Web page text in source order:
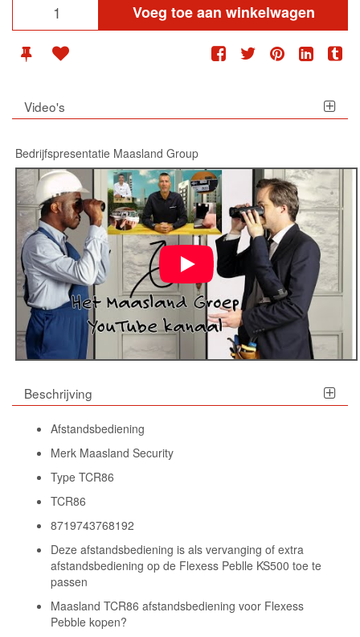
Voeg toe aan winkelwagen
Video's
Bedrijfspresentatie Maasland Group
Beschrijving
Afstandsbediening
Merk Maasland Security
Type TCR86
TCR86
8719743768192
Deze afstandsbediening is als vervanging of extra
afstandsbediening op de Flexess Peblle KS500 toe te
passen
Maasland TCR86 afstandsbediening voor Flexess
Pebble kopen?